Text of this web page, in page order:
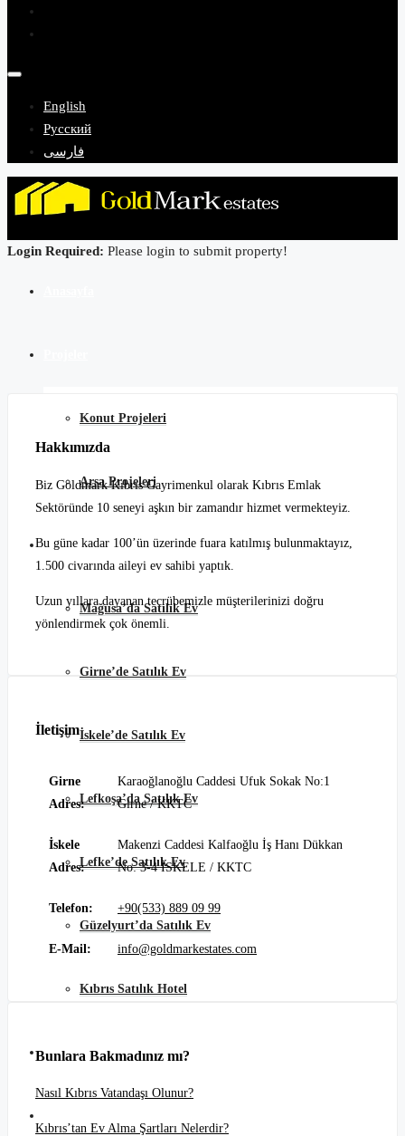
English
Русский
فارسی
Konut Projeleri
Arsa Projeleri
Kıbrıs Satılık Ev
Mağusa’da Satılık Ev
Girne’de Satılık Ev
İskele’de Satılık Ev
Lefkoşa’da Satılık Ev
Lefke’de Satılık Ev
Güzelyurt’da Satılık Ev
Kıbrıs Satılık Hotel
Günlük Kiralık
Login Required: Please login to submit property!
Hakkımızda
Biz Goldmark Kıbrıs Gayrimenkul olarak Kıbrıs Emlak
Sektöründe 10 seneyi aşkın bir zamandır hizmet vermekteyiz.
Bu güne kadar 100’ün üzerinde fuara katılmış bulunmaktayız,
1.500 civarında aileyi ev sahibi yaptık.
Uzun yıllara dayanan tecrübemizle müşterilerinizi doğru
yönlendirmek çok önemli.
İletişim
Girne
Adres:
Karaoğlanoğlu Caddesi Ufuk Sokak No:1
Girne / KKTC
İskele
Adres:
Makenzi Caddesi Kalfaoğlu İş Hanı Dükkan
No: 3-4 İSKELE / KKTC
Telefon: +90(533) 889 09 99
E-Mail: info@goldmarkestates.com
Bunlara Bakmadınız mı?
Nasıl Kıbrıs Vatandaşı Olunur?
Kıbrıs’tan Ev Alma Şartları Nelerdir?